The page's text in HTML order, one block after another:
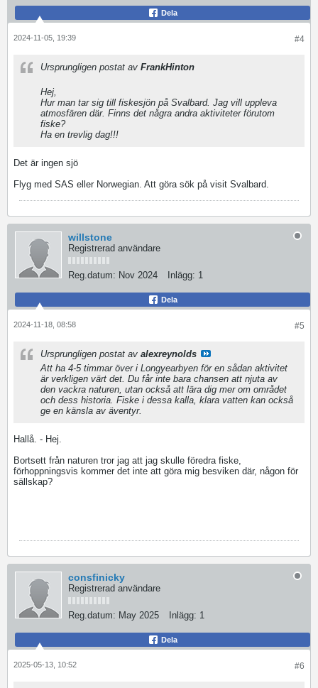
Dela
#4
2024-11-05, 19:39
Ursprungligen postat av FrankHinton
Hej,
Hur man tar sig till fiskesjön på Svalbard. Jag vill uppleva
atmosfären där. Finns det några andra aktiviteter förutom
fiske?
Ha en trevlig dag!!!​
Det är ingen sjö
Flyg med SAS eller Norwegian. Att göra sök på visit Svalbard.
willstone
Registrerad användare
Reg.datum: Nov 2024 Inlägg: 1
Dela
#5
2024-11-18, 08:58
Ursprungligen postat av alexreynolds
Att ha 4-5 timmar över i Longyearbyen för en sådan aktivitet
är verkligen värt det. Du får inte bara chansen att njuta av
den vackra naturen, utan också att lära dig mer om området
och dess historia. Fiske i dessa kalla, klara vatten kan också
ge en känsla av äventyr.
Hallå. - Hej.
Bortsett från naturen tror jag att jag skulle föredra fiske,
förhoppningsvis kommer det inte att göra mig besviken där, någon för
sällskap?
consfinicky
Registrerad användare
Reg.datum: May 2025 Inlägg: 1
Dela
#6
2025-05-13, 10:52